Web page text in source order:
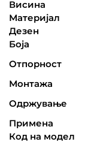
Висина
Материјал
Дезен
Боја
Отпорност
Монтажа
Одржување
Примена
Код на модел